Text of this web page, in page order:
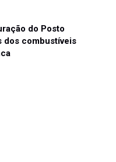
do Posto
dos combustíveis